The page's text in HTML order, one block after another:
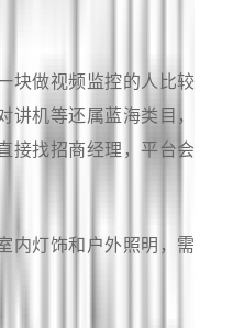
块做视频监控的人比较
讲机等还属蓝海类目，
接找招商经理，平台会
内灯饰和户外照明，需